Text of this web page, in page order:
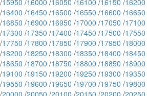
/15950 /16000 /16050 /16100 /16150 /16200
/16400 /16450 /16500 /16550 /16600 /16650
/16850 /16900 /16950 /17000 /17050 /17100
/17300 /17350 /17400 /17450 /17500 /17550
/17750 /17800 /17850 /17900 /17950 /18000
/18200 /18250 /18300 /18350 /18400 /18450
/18650 /18700 /18750 /18800 /18850 /18900
/19100 /19150 /19200 /19250 /19300 /19350
/19550 /19600 /19650 /19700 /19750 /19800
/20000 /20050 /20100 /20150 /20200 /20250